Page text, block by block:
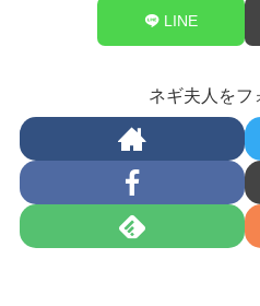
LINE
ネギ夫人をフ